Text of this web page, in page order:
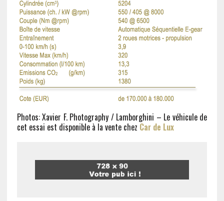
Photos: Xavier F. Photography / Lamborghini – Le véhicule de
cet essai est disponible à la vente chez Car de Lux